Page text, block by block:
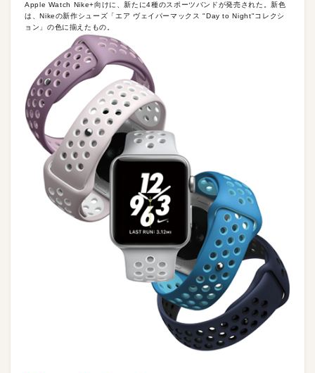
Apple Watch Nike+向けに、新たに4種のスポーツバンドが発売された。新色
は、Nikeの新作シューズ「エア ヴェイパーマックス "Day to Night"コレクシ
ョン」の色に揃えたもの。